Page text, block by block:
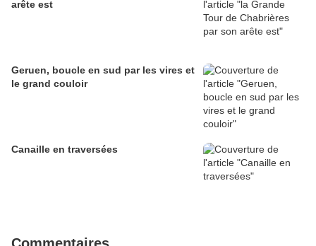
arête est
Geruen, boucle en sud par les vires et
le grand couloir
Canaille en traversées